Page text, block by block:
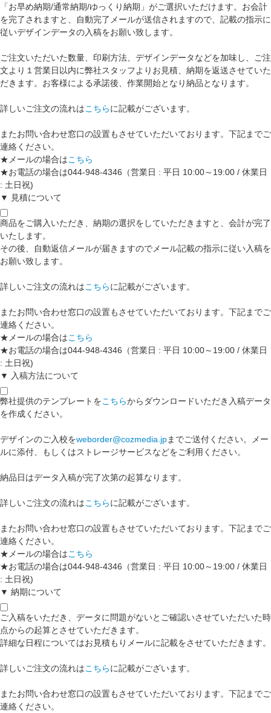
「お早め納期/通常納期/ゆっくり納期」がご選択いただけます。お会計
を完了されますと、自動完了メールが送信されますので、記載の指示に
従いデザインデータの入稿をお願い致します。
ご注文いただいた数量、印刷方法、デザインデータなどを加味し、ご注
文より１営業日以内に弊社スタッフよりお見積、納期を返送させていた
だきます。お客様による承諾後、作業開始となり納品となります。
詳しいご注文の流れはこちらに記載がございます。
またお問い合わせ窓口の設置もさせていただいております。下記までご
連絡ください。
★メールの場合はこちら
★お電話の場合は044-948-4346（営業日 : 平日 10:00～19:00 / 休業日
: 土日祝)
▼ 見積について
商品をご購入いただき、納期の選択をしていただきますと、会計が完了
いたします。
その後、自動返信メールが届きますのでメール記載の指示に従い入稿を
お願い致します。
詳しいご注文の流れはこちらに記載がございます。
またお問い合わせ窓口の設置もさせていただいております。下記までご
連絡ください。
★メールの場合はこちら
★お電話の場合は044-948-4346（営業日 : 平日 10:00～19:00 / 休業日
: 土日祝)
▼ 入稿方法について
弊社提供のテンプレートをこちらからダウンロードいただき入稿データ
を作成ください。
デザインのご入校をweborder@cozmedia.jpまでご送付ください。メー
ルに添付、もしくはストレージサービスなどをご利用ください。
納品日はデータ入稿が完了次第の起算なります。
詳しいご注文の流れはこちらに記載がございます。
またお問い合わせ窓口の設置もさせていただいております。下記までご
連絡ください。
★メールの場合はこちら
★お電話の場合は044-948-4346（営業日 : 平日 10:00～19:00 / 休業日
: 土日祝)
▼ 納期について
ご入稿をいただき、データに問題がないとご確認いさせていただいた時
点からの起算とさせていただきます。
詳細な日程についてはお見積もりメールに記載をさせていただきます。
詳しいご注文の流れはこちらに記載がございます。
またお問い合わせ窓口の設置もさせていただいております。下記までご
連絡ください。